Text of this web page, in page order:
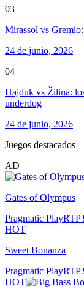
03
Mirassol vs
24 de junio, 2026
04
Hajduk vs Žilina:
underdog
24 de junio, 2026
Juegos destacados
AD
Gates of Olympus
Pragmatic PlayRTP
HOT
Sweet Bonanza
Pragmatic PlayRTP
HOT